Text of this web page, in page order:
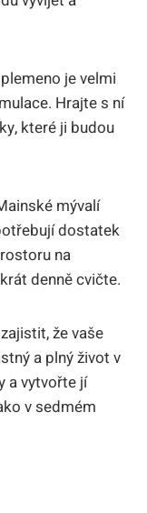
je velmi
Hrajte s ní
které ji budou
mývalí
dostatek
na
denně cvičte.
že vaše
a plný život v
a vytvořte jí
v sedmém